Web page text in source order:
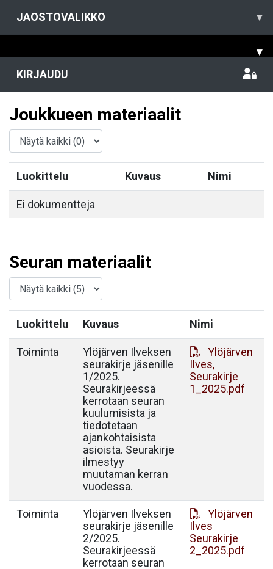
JAOSTOVALIKKO ▾
▾
KIRJAUDU
Joukkueen materiaalit
Luokittelu Kuvaus Nimi
Ei dokumentteja
Seuran materiaalit
Luokittelu Kuvaus Nimi
Toiminta
Ylöjärven Ilveksen
seurakirje jäsenille
1/2025.
Seurakirjeessä
kerrotaan seuran
kuulumisista ja
tiedotetaan
ajankohtaisista
asioista. Seurakirje
ilmestyy
muutaman kerran
vuodessa.
Ylöjärven
Ilves,
Seurakirje
1_2025.pdf
Toiminta
Ylöjärven Ilveksen
seurakirje jäsenille
2/2025.
Seurakirjeessä
kerrotaan seuran
Ylöjärven
Ilves
Seurakirje
2_2025.pdf